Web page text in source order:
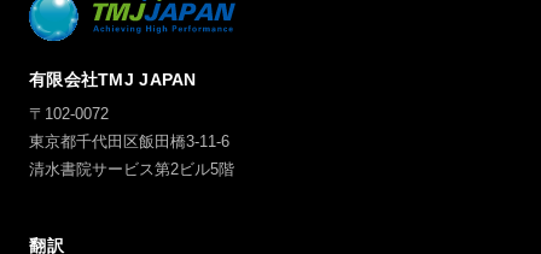
有限会社TMJ JAPAN
〒102-0072
東京都千代田区飯田橋3-11-6
清水書院サービス第2ビル5階
翻訳